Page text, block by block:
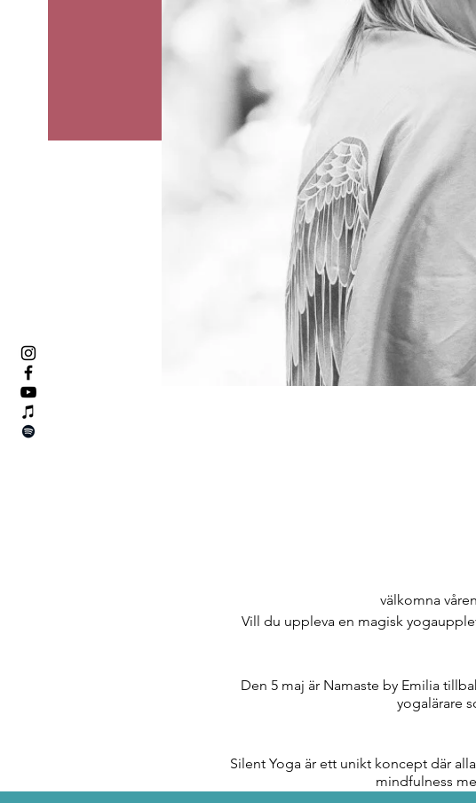
välkomna
Vill du uppleva en magisk
Den 5 maj är Namaste by Emilia
yogalärare
Silent Yoga är ett unikt koncept där
mindfulness